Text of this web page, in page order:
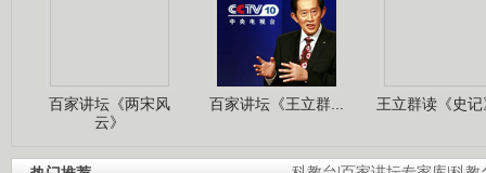
百家讲坛《两宋风
云》
百家讲坛《王立群... 王立群读《史